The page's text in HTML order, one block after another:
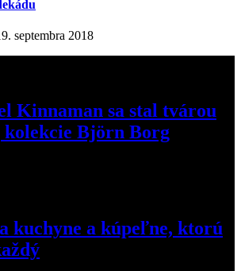
septembra 2018
Kinnaman sa stal tvárou
kolekcie Björn Borg
kuchyne a kúpeľne, ktorú